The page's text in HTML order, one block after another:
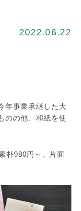
2022.06.22
年事業承継した大
のの他、和紙を使
朴980円～、片面